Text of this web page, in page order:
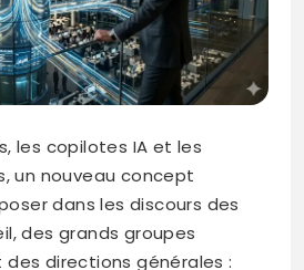
les copilotes IA et les
un nouveau concept
dans les discours des
des grands groupes
directions générales :